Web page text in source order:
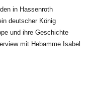
in Hassenroth
deutscher König
und ihre Geschichte
mit Hebamme Isabel